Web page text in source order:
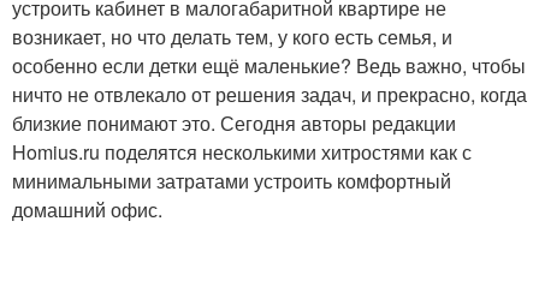
устроить кабинет в малогабаритной квартире не
возникает, но что делать тем, у кого есть семья, и
особенно если детки ещё маленькие? Ведь важно, чтобы
ничто не отвлекало от решения задач, и прекрасно, когда
близкие понимают это. Сегодня авторы редакции
Homius.ru поделятся несколькими хитростями как с
минимальными затратами устроить комфортный
домашний офис.